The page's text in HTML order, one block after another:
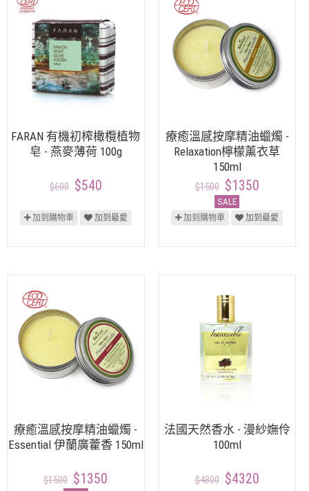
FARAN 有機初榨橄欖植物
皂 - 燕麥薄荷 100g
$600 $540
加到購物車 加到最愛
療癒溫感按摩精油蠟燭 -
Relaxation檸檬薰衣草
150ml
$1500 $1350
SALE
加到購物車 加到最愛
療癒溫感按摩精油蠟燭 -
Essential 伊蘭廣藿香 150ml
$1500 $1350
法國天然香水 - 漫紗嫵伶
100ml
$4800 $4320